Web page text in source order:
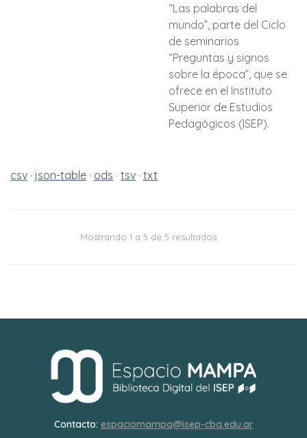
“Las palabras del
mundo”, parte del Ciclo
de seminarios
“Preguntas y signos
sobre la época”, que se
ofrece en el Instituto
Superior de Estudios
Pedagógicos (ISEP).
csv json-table ods tsv txt
Mostrando 1 a 5 de 5 resultados
Contacto: espaciomampa@isep-cba.edu.ar